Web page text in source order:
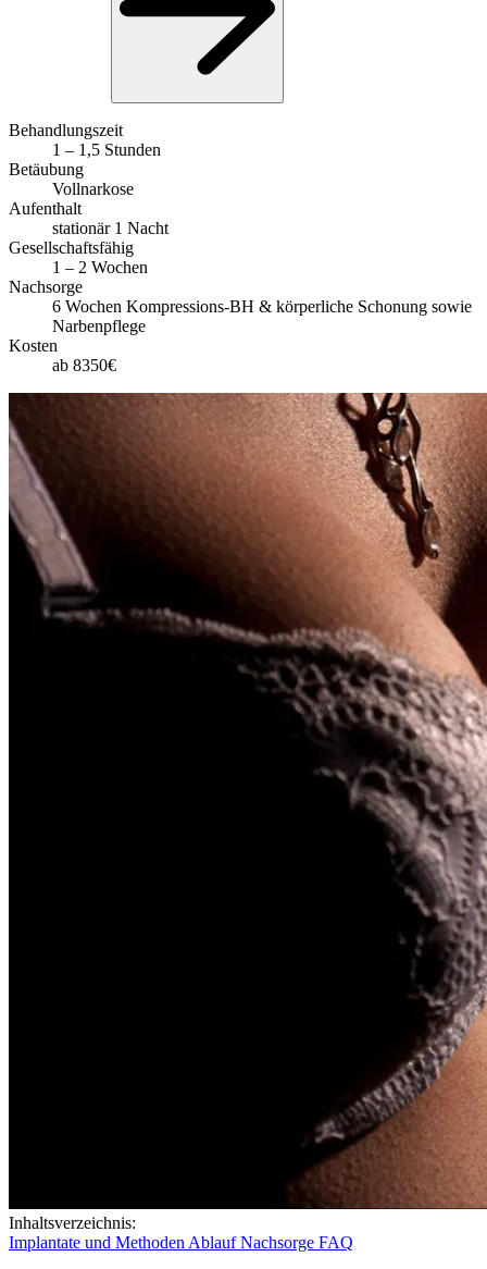
Behandlungszeit
1 – 1,5 Stunden
Betäubung
Vollnarkose
Aufenthalt
stationär 1 Nacht
Gesellschaftsfähig
1 – 2 Wochen
Nachsorge
6 Wochen Kompressions-BH & körperliche Schonung sowie
Narbenpflege
Kosten
ab 8350€
Inhaltsverzeichnis:
Implantate und Methoden AblaufNachsorge FAQ